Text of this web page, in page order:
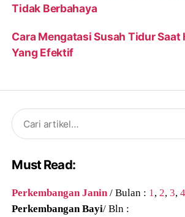
Tidak Berbahaya
Cara Mengatasi Susah Tidur Saat
Yang Efektif
Search
for:
Must Read:
Perkembangan Janin / Bulan : 1 , 2,3,4
Perkembangan Bayi/ Bln :